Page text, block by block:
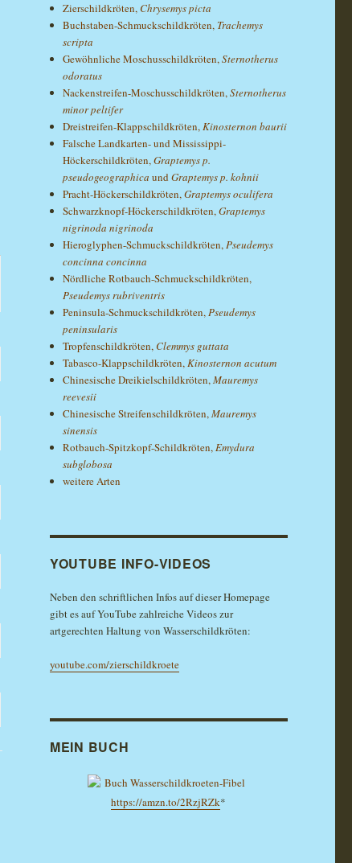
Zierschildkröten,Chrysemys picta
Buchstaben-Schmuckschildkröten, Trachemys
scripta
Gewöhnliche Moschusschildkröten,Sternotherus
odoratus
Nackenstreifen-Moschusschildkröten,Sternotherus
minor peltifer
Dreistreifen-Klappschildkröten,Kinosternon baurii
Falsche Landkarten- und Mississippi-
Höckerschildkröten,Graptemys p.
pseudogeographica undGraptemys p. kohnii
Pracht-Höckerschildkröten,Graptemys oculifera
Schwarzknopf-Höckerschildkröten,Graptemys
nigrinoda nigrinoda
Hieroglyphen-Schmuckschildkröten,Pseudemys
concinna concinna
Nördliche Rotbauch-Schmuckschildkröten,
Pseudemys rubriventris
Peninsula-Schmuckschildkröten,Pseudemys
peninsularis
Tropfenschildkröten,Clemmys guttata
Tabasco-Klappschildkröten,Kinosternon acutum
Chinesische Dreikielschildkröten,Mauremys
reevesii
Chinesische Streifenschildkröten,Mauremys
sinensis
Rotbauch-Spitzkopf-Schildkröten,Emydura
subglobosa
weitere Arten
YOUTUBE INFO-VIDEOS
Neben den schriftlichen Infos auf dieser Homepage
gibt es auf YouTube zahlreiche Videos zur
artgerechten Haltung von Wasserschildkröten:
youtube.com/zierschildkroete
MEIN BUCH
https://amzn.to/2RzjRZk*